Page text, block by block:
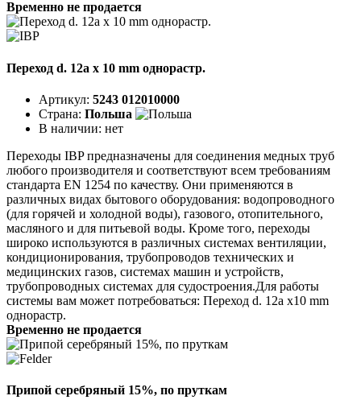
Временно не продается
Переход d. 12a x 10 mm однорастр.
Артикул: 5243 012010000
Страна: Польша
В наличии: нет
Переходы IBP предназначены для соединения медных труб
любого производителя и соответствуют всем требованиям
стандарта EN 1254 по качеству. Они применяются в
различных видах бытового оборудования: водопроводного
(для горячей и холодной воды), газового, отопительного,
масляного и для питьевой воды. Кроме того, переходы
широко используются в различных системах вентиляции,
кондиционирования, трубопроводов технических и
медицинских газов, системах машин и устройств,
трубопроводных системах для судостроения.Для работы
системы вам может потребоваться: Переход d. 12a х10 mm
однорастр.
Временно не продается
Припой серебряный 15%, по пруткам